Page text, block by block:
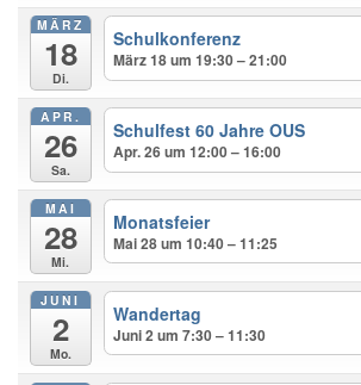
MÄRZ
18
Di.
Schulkonferenz
März 18 um 19:30 – 21:00
APR.
26
Sa.
Schulfest 60 Jahre OUS
Apr. 26 um 12:00 – 16:00
MAI
28
Mi.
Monatsfeier
Mai 28 um 10:40 – 11:25
JUNI
2
Mo.
Wandertag
Juni 2 um 7:30 – 11:30